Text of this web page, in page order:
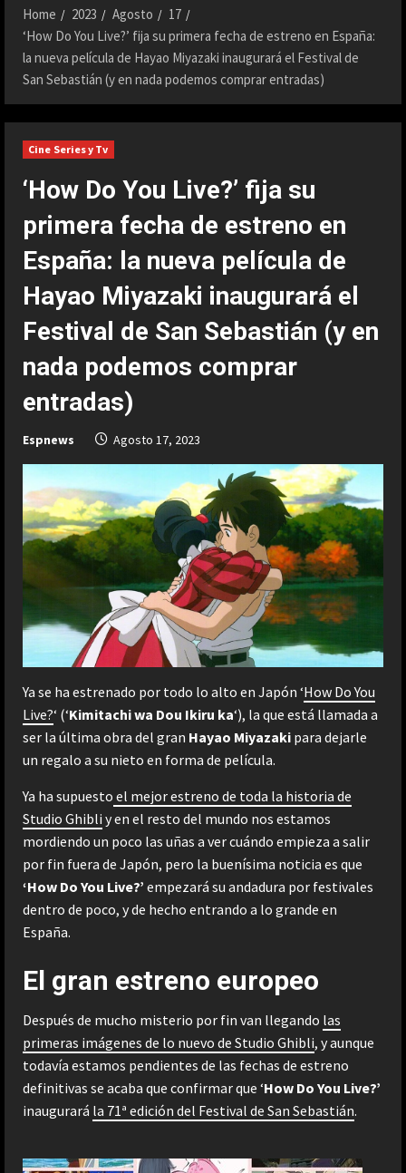
Home 2023 Agosto
17
‘How Do You Live?’ fija su primera fecha de estreno en España:
la nueva película de Hayao Miyazaki inaugurará el Festival de
San Sebastián (y en nada podemos comprar entradas)
Cine Series y Tv
‘How Do You Live?’ fija su
primera fecha de estreno en
España: la nueva película de
Hayao Miyazaki inaugurará el
Festival de San Sebastián (y en
nada podemos comprar
entradas)
Espnews Agosto 17, 2023
Ya se ha estrenado por todo lo alto en Japón ‘How Do You
Live?‘ (‘Kimitachi wa Dou Ikiru ka‘), la que está llamada a
ser la última obra del gran Hayao Miyazaki para dejarle
un regalo a su nieto en forma de película.
Ya ha supuesto el mejor estreno de toda la historia de
Studio Ghibli y en el resto del mundo nos estamos
mordiendo un poco las uñas a ver cuándo empieza a salir
por fin fuera de Japón, pero la buenísima noticia es que
‘How Do You Live?’ empezará su andadura por festivales
dentro de poco, y de hecho entrando a lo grande en
España.
El gran estreno europeo
Después de mucho misterio por fin van llegando las
primeras imágenes de lo nuevo de Studio Ghibli, y aunque
todavía estamos pendientes de las fechas de estreno
definitivas se acaba que confirmar que ‘How Do You Live?’
inaugurará la 71ª edición del Festival de San Sebastián.